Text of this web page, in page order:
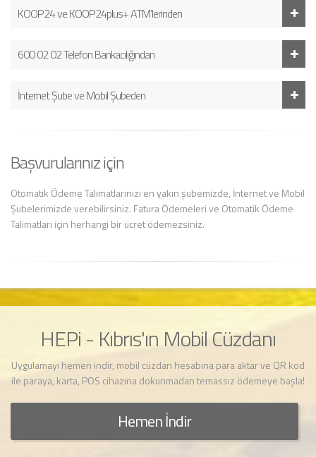
KOOP24 ve KOOP24plus+ ATM’lerinden
600 02 02 Telefon Bankacılığından
İnternet Şube ve Mobil Şubeden
Başvurularınız için
Otomatik Ödeme Talimatlarınızı en yakın şubemizde, İnternet ve Mobil
Şubelerimizde verebilirsiniz. Fatura Ödemeleri ve Otomatik Ödeme
Talimatları için herhangi bir ücret ödemezsiniz.
HEPi - Kıbrıs'ın Mobil Cüzdanı
Uygulamayı hemen indir, mobil cüzdan hesabına para aktar ve QR kod
ile paraya, karta, POS cihazına dokunmadan temassız ödemeye başla!
Hemen İndir